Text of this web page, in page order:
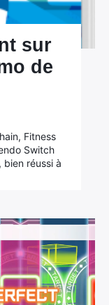
sur
de
Fitness
Switch
réussi à